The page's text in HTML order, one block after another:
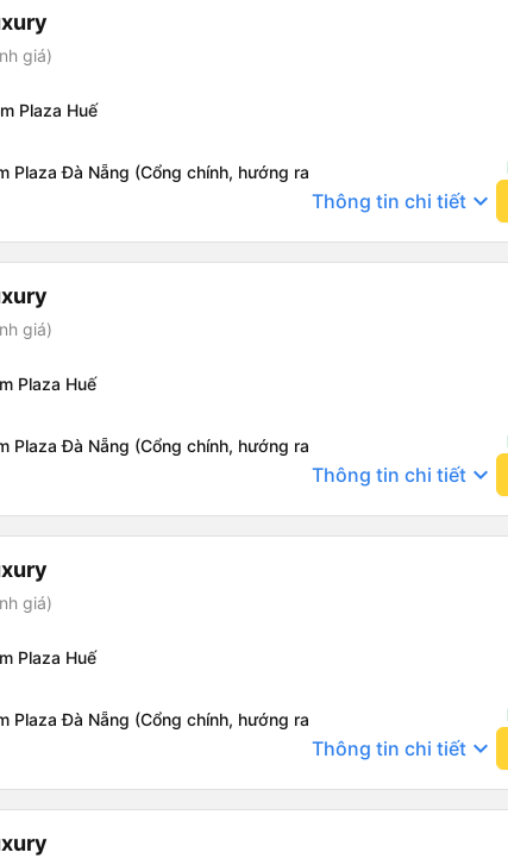
giá)
Plaza Huế
Plaza Đà Nẵng (Cổng chính, hướng ra
Thông tin chi tiết keyboard_arrow_down
giá)
Plaza Huế
Plaza Đà Nẵng (Cổng chính, hướng ra
Thông tin chi tiết keyboard_arrow_down
giá)
Plaza Huế
Plaza Đà Nẵng (Cổng chính, hướng ra
Thông tin chi tiết keyboard_arrow_down